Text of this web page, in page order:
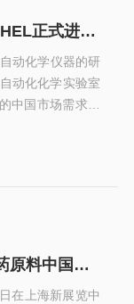
*的全自动化学仪器制造商，英国HEL正式进入中国市场
动化学仪器的研
动化化学实验室
中国市场需求，
主要产品有：
快速筛选量热
美国培安公司参加第七届世界制药原料中国展（Cphi & ICSE China 2007）
在上海新展览中